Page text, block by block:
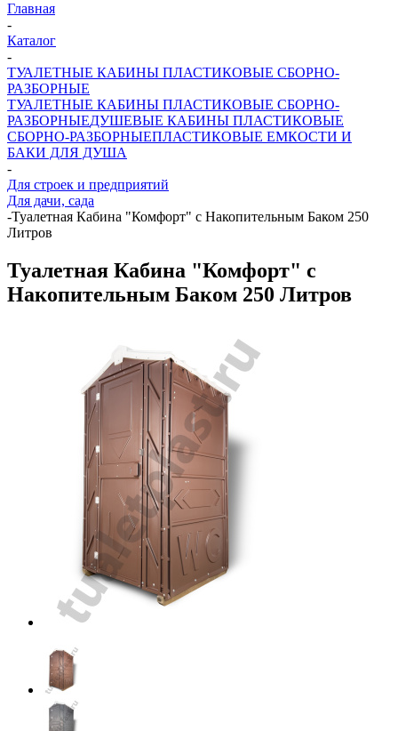
Главная
-
Каталог
-
ТУАЛЕТНЫЕ КАБИНЫ ПЛАСТИКОВЫЕ СБОРНО-
РАЗБОРНЫЕ
ТУАЛЕТНЫЕ КАБИНЫ ПЛАСТИКОВЫЕ СБОРНО-
РАЗБОРНЫЕДУШЕВЫЕ КАБИНЫ ПЛАСТИКОВЫЕ
СБОРНО-РАЗБОРНЫЕПЛАСТИКОВЫЕ ЕМКОСТИ И
БАКИ ДЛЯ ДУША
-
Для строек и предприятий
Для дачи, сада
-Туалетная Кабина "Комфорт" с Накопительным Баком 250
Литров
Туалетная Кабина "Комфорт" с
Накопительным Баком 250 Литров